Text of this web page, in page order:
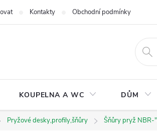
Kontakty Obchodní podmínky
KOUPELNA A WC DŮM
Pryžové desky,profily,šňůry Šňůry pryž NBR-